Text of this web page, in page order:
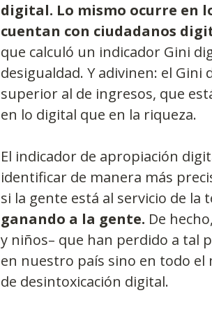
digital. Lo mismo ocurre en
cuentan con ciudadanos
que calculó un indicador Gini
desigualdad. Y adivinen: el Gini
superior al de ingresos, que
en lo digital que en la riqueza.
El indicador de apropiación
identificar de manera más
si la gente está al servicio de la
ganando a la gente. De
y niños– que han perdido a tal
en nuestro país sino en todo el
de desintoxicación digital.